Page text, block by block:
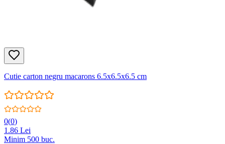
Cutie carton negru macarons 6.5x6.5x6.5 cm
0(0)
1.86 Lei
Minim 500 buc.